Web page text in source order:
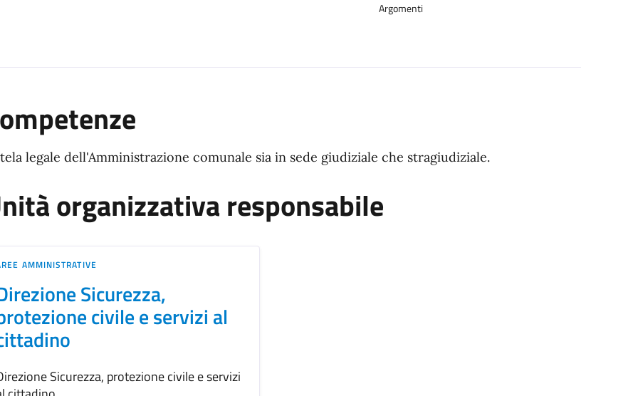
Argomenti
legale dell'Amministrazione comunale sia in sede giudiziale che stragiudiziale.
organizzativa responsabile
AMMINISTRATIVE
Sicurezza,
civile e servizi al
Sicurezza, protezione civile e servizi